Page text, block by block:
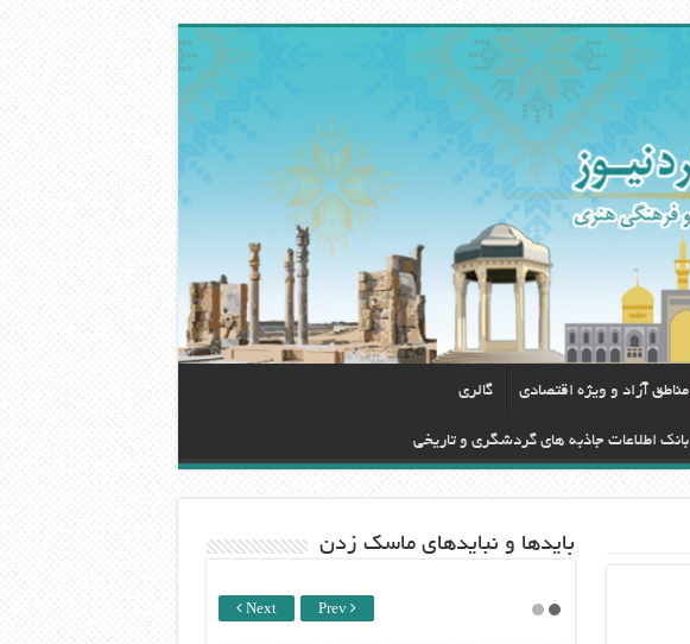
مناطق آزاد و ویژه اقتصادی گالری
بانک اطلاعات جاذبه های گردشگری و تاریخی
باید‌ها و نبایدهای ماسک زدن
Next Prev